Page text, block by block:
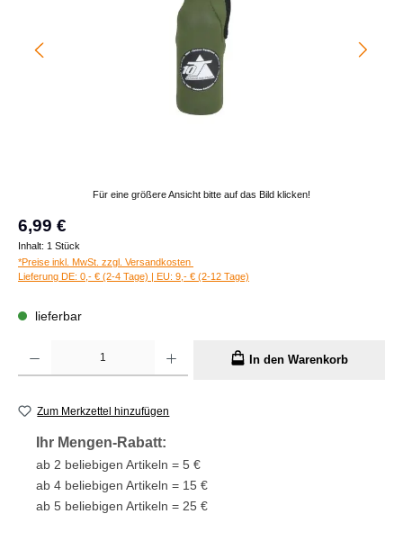
Für eine größere Ansicht bitte auf das Bild klicken!
Regulärer Preis:
6,99 €
Inhalt: 1 Stück
*Preise inkl. MwSt. zzgl. Versandkosten
Lieferung DE: 0,- € (2-4 Tage) | EU: 9,- € (2-12 Tage)
lieferbar
In den Warenkorb
Zum Merkzettel hinzufügen
Ihr Mengen-Rabatt:
ab 2 beliebigen Artikeln = 5 €
ab 4 beliebigen Artikeln = 15 €
ab 5 beliebigen Artikeln = 25 €